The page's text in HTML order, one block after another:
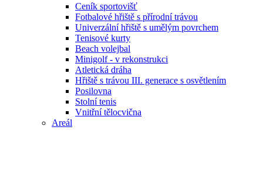
Ceník sportovišť
Fotbalové hřiště s přírodní trávou
Univerzální hřiště s umělým povrchem
Tenisové kurty
Beach volejbal
Minigolf - v rekonstrukci
Atletická dráha
Hřiště s trávou III. generace s osvětlením
Posilovna
Stolní tenis
Vnitřní tělocvična
Areál